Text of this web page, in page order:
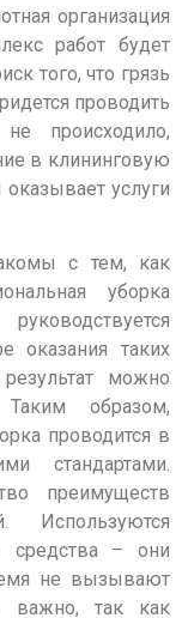
организация
работ будет
того, что грязь
проводить
происходило,
в клининговую
услуги
с тем, как
уборка
оказания таких
можно
образом,
проводится в
стандартами.
преимуществ
Используются
средства – они
не вызывают
важно, так как